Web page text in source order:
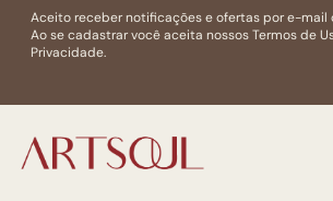
Aceito receber notificações e ofertas por e-mail
Ao se cadastrar você aceita nossosTermos de
Privacidade.